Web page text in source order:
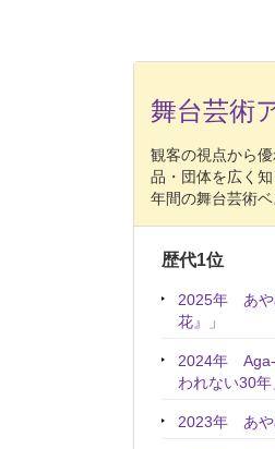
舞台芸術
観客の視点から
品・団体を広く
年間の舞台芸術
歴代1位
2025年 あや
花』」
2024年 Aga-
われない30年
2023年 あや